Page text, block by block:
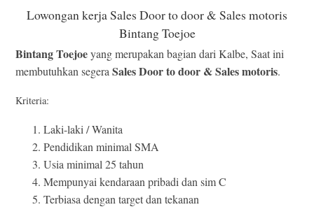
Lowongan kerja Sales Door to door & Sales motoris
Bintang Toejoe
Bintang Toejoeyang merupakan bagian dari Kalbe, Saat ini
membutuhkan segeraSales Door to door & Sales motoris.
Kriteria:
Laki-laki / Wanita
Pendidikan minimal SMA
Usia minimal 25 tahun
Mempunyai kendaraan pribadi dan sim C
Terbiasa dengan target dan tekanan